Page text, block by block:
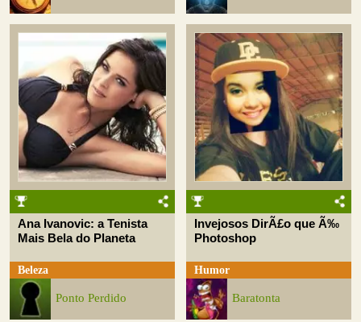
Ana Ivanovic: a Tenista
Mais Bela do Planeta
Beleza
Ponto Perdido
Invejosos DirÃ£o que Ã‰
Photoshop
Humor
Baratonta